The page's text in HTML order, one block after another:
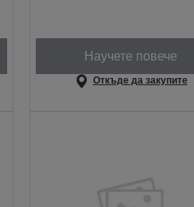
Научете повече
Откъде да закупите